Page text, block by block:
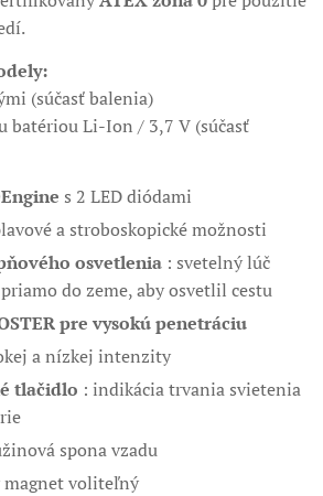
(súčasť balenia)
batériou Li-Ion / 3,7 V (súčasť
s 2 LED diódami
a stroboskopické možnosti
osvetlenia : svetelný lúč
do zeme, aby osvetlil cestu
pre vysokú penetráciu
a nízkej intenzity
tlačidlo : indikácia trvania svietenia
spona vzadu
magnet voliteľný